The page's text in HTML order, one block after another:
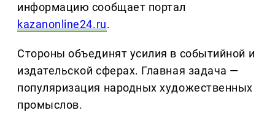
информацию сообщает портал
kazanonline24.ru.
Стороны объединят усилия в событийной и
издательской сферах. Главная задача —
популяризация народных художественных
промыслов.